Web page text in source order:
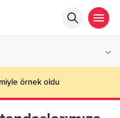
örnek oldu